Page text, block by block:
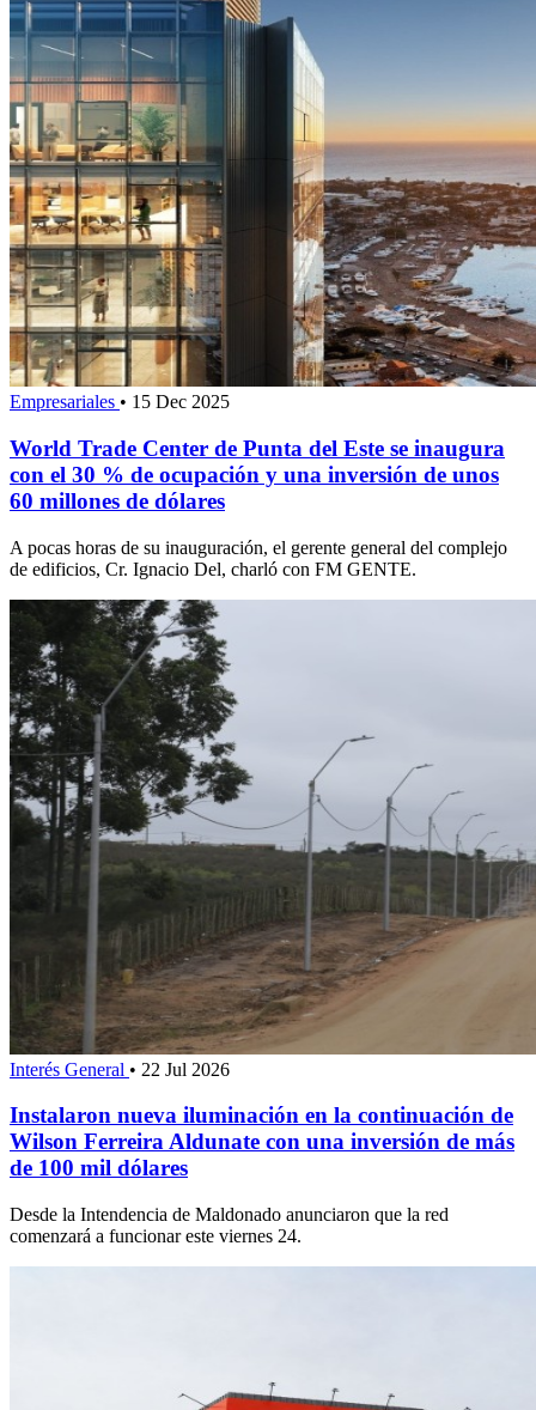
Empresariales • 15 Dec 2025
World Trade Center de Punta del Este se inaugura
con el 30 % de ocupación y una inversión de unos
60 millones de dólares
A pocas horas de su inauguración, el gerente general del complejo
de edificios, Cr. Ignacio Del, charló con FM GENTE.
Interés General • 22 Jul 2026
Instalaron nueva iluminación en la continuación de
Wilson Ferreira Aldunate con una inversión de más
de 100 mil dólares
Desde la Intendencia de Maldonado anunciaron que la red
comenzará a funcionar este viernes 24.